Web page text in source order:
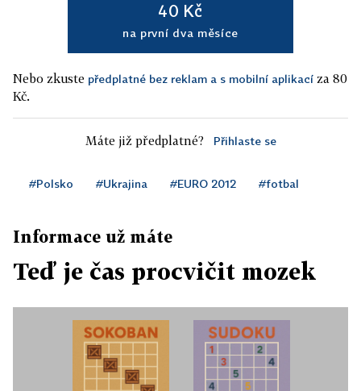
40 Kč
na první dva měsíce
Nebo zkuste předplatné bez reklam a s mobilní aplikací za 80
Kč.
Máte již předplatné? Přihlaste se
#Polsko #Ukrajina #EURO 2012 #fotbal
Informace už máte
Teď je čas procvičit mozek